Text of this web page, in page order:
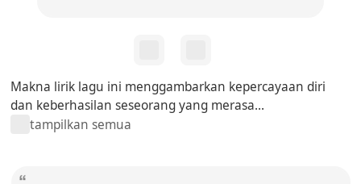
Makna lirik lagu ini menggambarkan kepercayaan diri
dan keberhasilan seseorang yang merasa...
tampilkan semua